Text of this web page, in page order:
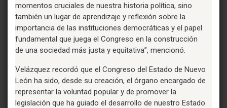
momentos cruciales de nuestra historia política, sino
también un lugar de aprendizaje y reflexión sobre la
importancia de las instituciones democráticas y el papel
fundamental que juega el Congreso en la construcción
de una sociedad más justa y equitativa”, mencionó.
Velázquez recordó que el Congreso del Estado de Nuevo
León ha sido, desde su creación, el órgano encargado de
representar la voluntad popular y de promover la
legislación que ha guiado el desarrollo de nuestro Estado.